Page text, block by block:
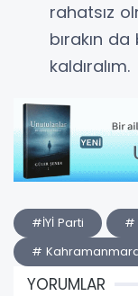
rahatsız
bırakın
kaldıralım.
#İYİ Parti
#
#
YORUMLAR